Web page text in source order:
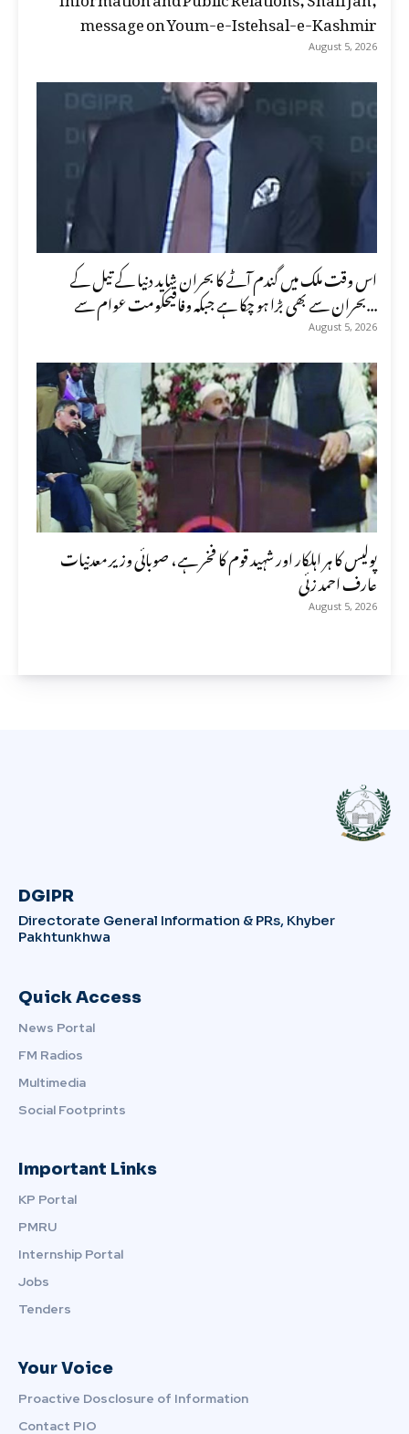
message on Youm-e-Istehsal-e-Kashmir
August 5, 2026
اس وقت ملک میں گندم آٹے کا بحران شاید دنیا کے تیل کے
بحران سے بھی بڑا ہو چکا ہے جبکہ وفاقیحکومت عوام سے...
August 5, 2026
پولیس کا ہر اہلکار اور شہید قوم کا فخر ہے، صوبائی وزیر معدنیات
عارف احمد زئی
August 5, 2026
DGIPR
Directorate General Information & PRs, Khyber
Pakhtunkhwa
Quick Access
News Portal
FM Radios
Multimedia
Social Footprints
Important Links
KP Portal
PMRU
Internship Portal
Jobs
Tenders
Your Voice
Proactive Dosclosure of Information
Contact PIO